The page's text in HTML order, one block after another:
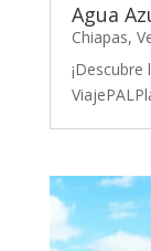
Agua
Chiapas,
¡Descubre